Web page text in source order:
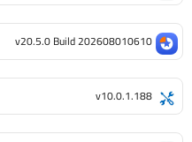
v20.5.0 Build 202608010610
v10.0.1.188